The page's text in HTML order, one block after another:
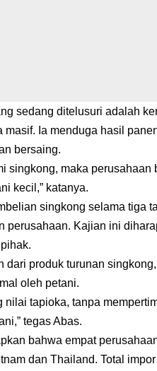
sedang ditelusuri adalah
Ia menduga hasil
bersaing.
singkong, maka
kecil,” katanya.
singkong selama tiga
perusahaan. Kajian ini
produk turunan
oleh petani.
nilai tapioka, tanpa
tegas Abas.
bahwa empat
dan Thailand. Total